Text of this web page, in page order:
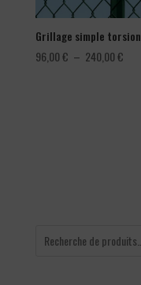
Grillage simple torsion
96,00€ – 240,00€Plage